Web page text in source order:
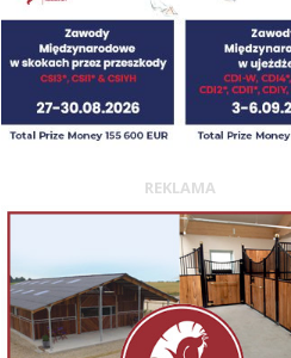
REKLAMA